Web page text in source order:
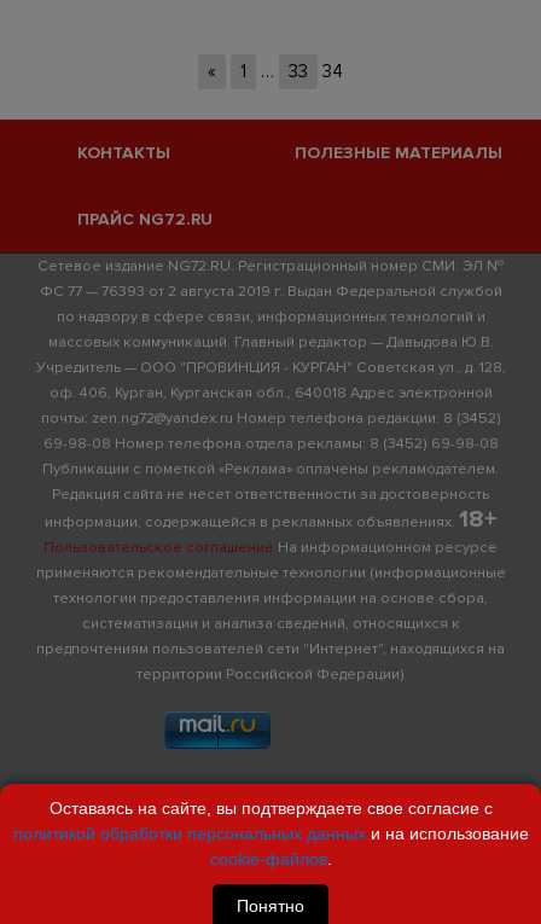
« 1 … 33 34
КОНТАКТЫ ПОЛЕЗНЫЕ МАТЕРИАЛЫ
ПРАЙС NG72.RU
Сетевое издание NG72.RU. Регистрационный номер СМИ: ЭЛ №
ФС 77 — 76393 от 2 августа 2019 г. Выдан Федеральной службой
по надзору в сфере связи, информационных технологий и
массовых коммуникаций. Главный редактор — Давыдова Ю.В.
Учредитель — ООО "ПРОВИНЦИЯ - КУРГАН" Советская ул., д. 128,
оф. 406, Курган, Курганская обл., 640018 Адрес электронной
почты: zen.ng72@yandex.ru Номер телефона редакции: 8 (3452)
69-98-08 Номер телефона отдела рекламы: 8 (3452) 69-98-08
Публикации с пометкой «Реклама» оплачены рекламодателем.
Редакция сайта не несет ответственности за достоверность
информации, содержащейся в рекламных объявлениях. 18+
Пользовательское соглашение На информационном ресурсе
применяются рекомендательные технологии (информационные
технологии предоставления информации на основе сбора,
систематизации и анализа сведений, относящихся к
предпочтениям пользователей сети "Интернет", находящихся на
территории Российской Федерации)
Оставаясь на сайте, вы подтверждаете свое согласие с
политикой обработки персональных данныхи на использование
cookie-файлов.
Понятно